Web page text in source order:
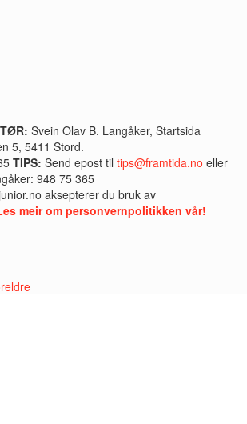
Svein Olav B. Langåker, Startsida
5, 5411 Stord.
TIPS: Send epost til tips@framtida.no eller
948 75 365
aksepterer du bruk av
meir om personvernpolitikken vår!